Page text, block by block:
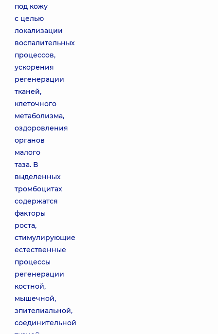
под кожу
с целью
локализации
воспалительных
процессов,
ускорения
регенерации
тканей,
клеточного
метаболизма,
оздоровления
органов
малого
таза. В
выделенных
тромбоцитах
содержатся
факторы
роста,
стимулирующие
естественные
процессы
регенерации
костной,
мышечной,
эпителиальной,
соединительной